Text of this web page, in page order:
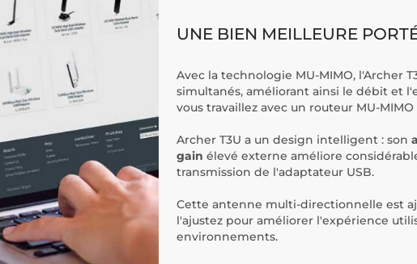
UNE BIEN MEILLEURE
Avec la technologie MU-MIMO, l'Archer
simultanés, améliorant ainsi le débit et
vous travaillez avec un routeur MU-
Archer T3U a un design intelligent : son
gain élevé externe améliore
transmission de l'adaptateur USB.
Cette antenne multi-directionnelle est
l'ajustez pour améliorer l'expérience
environnements.